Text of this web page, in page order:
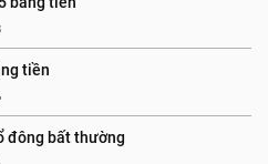
tiền
đông bất thường